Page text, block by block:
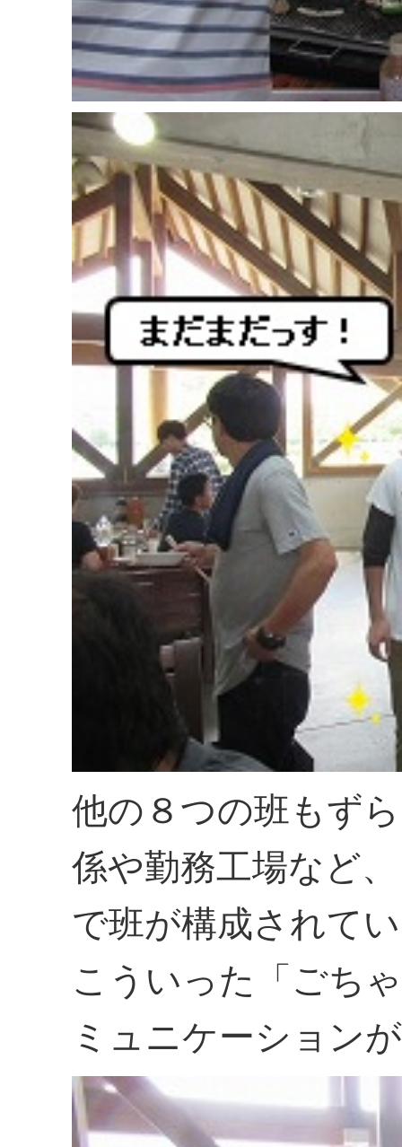
他の８つの班もず
係や勤務工場など
で班が構成されて
こういった「ごち
ミュニケーション